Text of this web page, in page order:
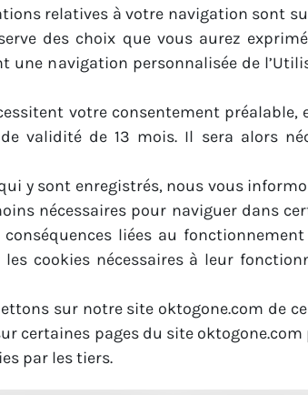
relatives à votre navigation sont
des choix que vous aurez
navigation personnalisée de
votre consentement préalable,
validité de 13 mois. Il sera alors
y sont enregistrés, nous vous
nécessaires pour naviguer dans
liées au
cookies nécessaires à leur
sur notre site oktogone.com de
certaines pages du site
par les tiers.